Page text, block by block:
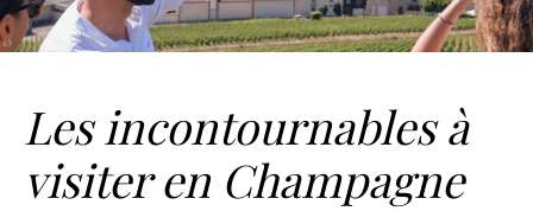
Les incontournables à
visiter en Champagne